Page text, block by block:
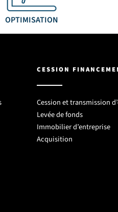
OPTIMISATION
CESSION
Cession et transmission
Levée de fonds
Immobilier d’entreprise
Acquisition